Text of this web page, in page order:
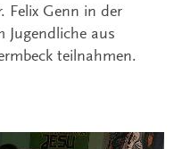
Felix Genn in der
Jugendliche aus
teilnahmen.